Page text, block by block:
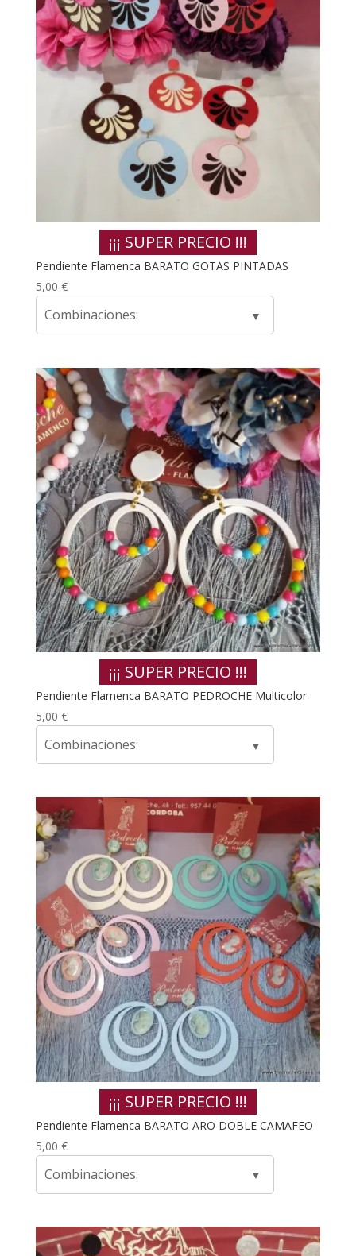
¡¡¡ SUPER PRECIO !!!
Pendiente Flamenca BARATO GOTAS PINTADAS
5,00 €
Combinaciones:
¡¡¡ SUPER PRECIO !!!
Pendiente Flamenca BARATO PEDROCHE Multicolor
5,00 €
Combinaciones:
¡¡¡ SUPER PRECIO !!!
Pendiente Flamenca BARATO ARO DOBLE CAMAFEO
5,00 €
Combinaciones: